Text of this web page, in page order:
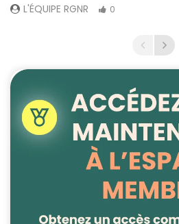
L'ÉQUIPE RGNR
0